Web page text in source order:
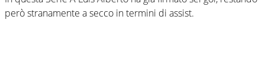
però stranamente a secco in termini di assist.